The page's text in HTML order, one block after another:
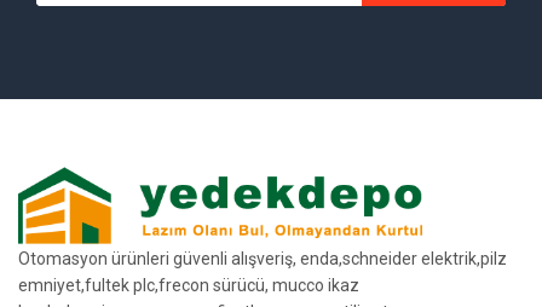
Otomasyon ürünleri güvenli alışveriş, enda,schneider elektrik,pilz
emniyet,fultek plc,frecon sürücü, mucco ikaz